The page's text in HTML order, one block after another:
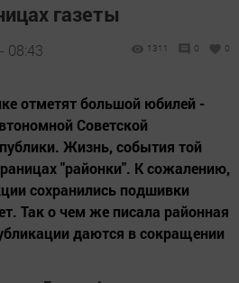
газеты
08:43 1311 0 0
отметят большой юбилей -
Советской
Жизнь, события той
"районки". К сожалению,
сохранились подшивки
Так о чем же писала районная
даются в сокращении